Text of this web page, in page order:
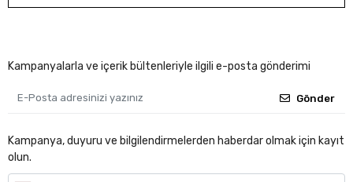
Kampanyalarla ve içerik bültenleriyle ilgili e-posta gönderimi
Gönder
Kampanya, duyuru ve bilgilendirmelerden haberdar olmak için kayıt
olun.